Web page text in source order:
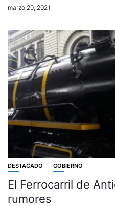
marzo 20, 2021
DESTACADO GOBIERNO
El Ferrocarril de
rumores